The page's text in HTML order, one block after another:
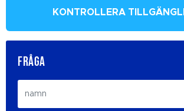
KONTROLLERA
FRÅGA